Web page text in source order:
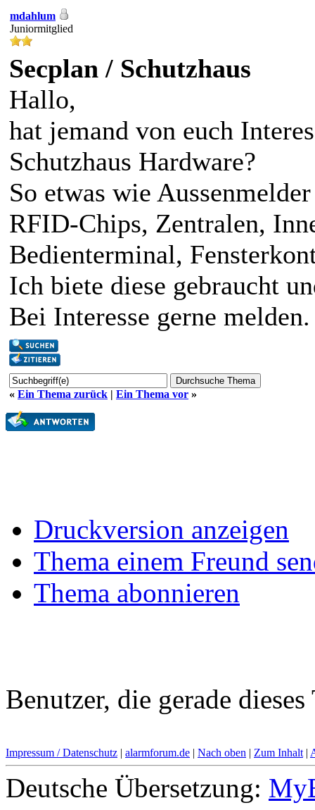
mdahlum
Juniormitglied
Secplan / Schutzhaus
Hallo,
hat jemand von euch
Schutzhaus Hardware?
So etwas wie
RFID-Chips, Zentralen,
Bedienterminal,
Ich biete diese gebraucht
Bei Interesse gerne
« Ein Thema zurück | Ein Thema vor »
Druckversion anzeigen
Thema einem Freund
Thema abonnieren
Benutzer, die gerade
Impressum / Datenschutz | alarmforum.de | Nach oben | Zum Inhalt |
Deutsche Übersetzung: